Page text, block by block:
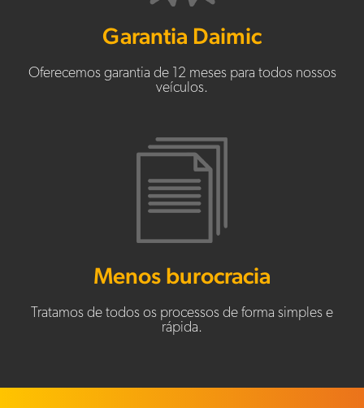
Garantia Daimic
Oferecemos garantia de 12 meses para todos nossos
veículos.
Menos burocracia
Tratamos de todos os processos de forma simples e
rápida.